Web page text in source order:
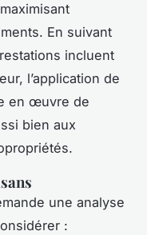
En suivant
incluent
l’application de
en œuvre de
bien aux
une analyse
: